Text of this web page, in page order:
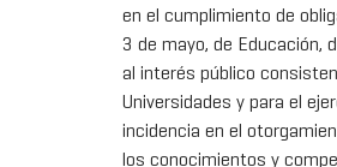
en el cumplimiento de
3 de mayo, de Educación,
al interés público
Universidades y para el
incidencia en el
los conocimientos y